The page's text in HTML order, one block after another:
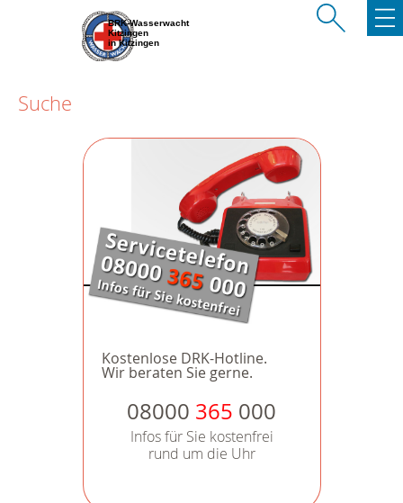
BRK-Wasserwacht
Kitzingen
in Kitzingen
Suche
Kostenlose DRK-Hotline.
Wir beraten Sie gerne.
08000 365 000
Infos für Sie kostenfrei
rund um die Uhr